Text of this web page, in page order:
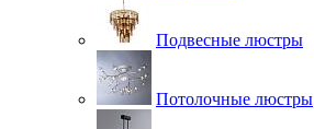
Подвесные люстры
Потолочные люстры